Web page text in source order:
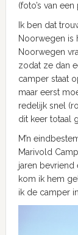
(foto’s van
Ik ben dat
Noorwegen is
Noorwegen
zodat ze dan
camper staat
maar eerst
redelijk snel
dit keer totaal
M’n
Marivold
jaren bevriend
kom ik hem
ik de camper